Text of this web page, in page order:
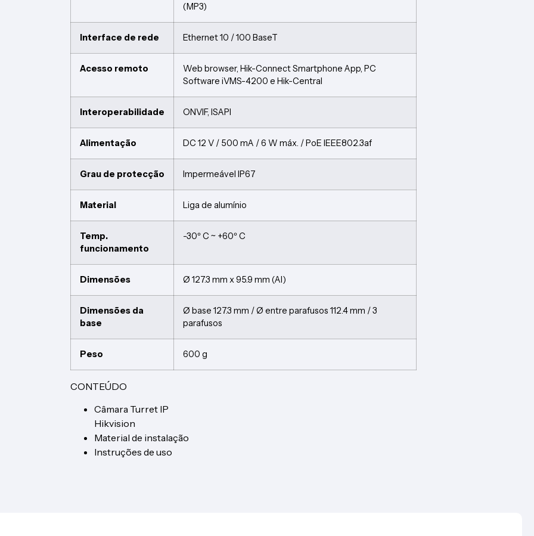
(MP3)
Interface de rede Ethernet 10 / 100 BaseT
Acesso remoto
Web browser, Hik-Connect Smartphone App, PC
Software iVMS-4200 e Hik-Central
Interoperabilidade ONVIF, ISAPI
Alimentação DC 12 V / 500 mA / 6 W máx. / PoE IEEE802.3af
Grau de protecção Impermeável IP67
Material Liga de alumínio
Temp.
funcionamento
-30º C ~ +60º C
Dimensões Ø 127.3 mm x 95.9 mm (Al)
Dimensões da
base
Ø base 127.3 mm / Ø entre parafusos 112.4 mm / 3
parafusos
Peso 600 g
CONTEÚDO
Câmara Turret IP
Hikvision
Material de instalação
Instruções de uso